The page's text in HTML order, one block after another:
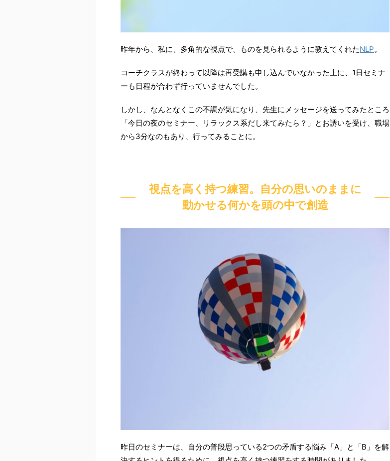
昨年から、私に、多角的な視点で、ものを見られるように教えてくれたNLP。
コーチクラスが終わって以降は再受講も申し込んでいなかった上に、1日セミナ
ーも日程が合わず行っていませんでした。
しかし、なんとなくこの不調が気になり、先生にメッセージを送ってみたところ
「今日の夜のセミナー、リラックス系だし来てみたら？」とお誘いを受け、職場
から3分なのもあり、行ってみることに。
視点を高く持つ練習。自分の思いのままに
動かせる何かを頭の中で創造
昨日のセミナーは、自分の普段思っている2つの矛盾する悩み「A」と「B」を解